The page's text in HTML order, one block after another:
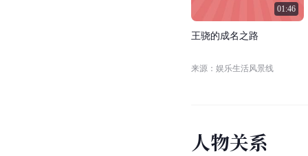
01:46
王骁的成名 之 路
来源：娱乐生活风景线
人物关系